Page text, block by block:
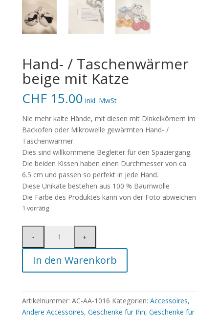
Hand- / Taschenwärmer
beige mit Katze
CHF15.00 inkl. MwSt
Nie mehr kalte Hände, mit diesen mit Dinkelkörnern im
Backofen oder Mikrowelle gewärmten Hand- /
Taschenwärmer.
Dies sind willkommene Begleiter für den Spaziergang.
Die beiden Kissen haben einen Durchmesser von ca.
6.5 cm und passen so perfekt in jede Hand.
Diese Unikate bestehen aus 100 % Baumwolle
Die Farbe des Produktes kann von der Foto abweichen
1 vorrätig
In den Warenkorb
Artikelnummer: AC-AA-1016 Kategorien: Accessoires,
Andere Accessoires, Geschenke für Ihn, Geschenke für